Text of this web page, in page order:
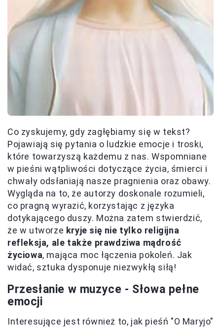
Co zyskujemy, gdy zagłębiamy się w tekst?
Pojawiają się pytania o ludzkie emocje i troski,
które towarzyszą każdemu z nas. Wspomniane
w pieśni wątpliwości dotyczące życia, śmierci i
chwały odsłaniają nasze pragnienia oraz obawy.
Wygląda na to, że autorzy doskonale rozumieli,
co pragną wyrazić, korzystając z języka
dotykającego duszy. Można zatem stwierdzić,
że w utworze kryje się nie tylko religijna
refleksja, ale także prawdziwa mądrość
życiowa, mająca moc łączenia pokoleń. Jak
widać, sztuka dysponuje niezwykłą siłą!
Przesłanie w muzyce - Słowa pełne
emocji
Interesujące jest również to, jak pieśń "O Maryjo"